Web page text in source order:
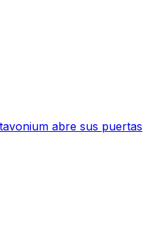
abre sus puertas